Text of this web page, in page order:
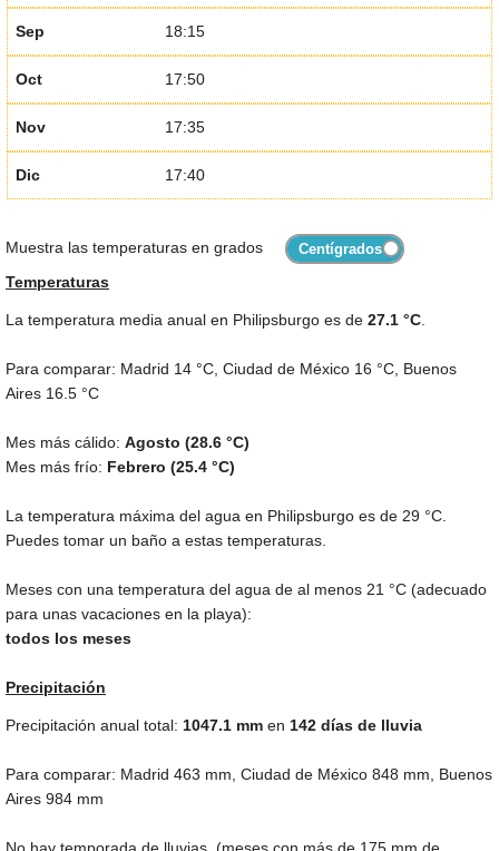
Sep 18:15
Oct 17:50
Nov 17:35
Dic 17:40
Muestra las temperaturas en grados
Temperaturas
La temperatura media anual en Philipsburgo es de 27.1 °C
Para comparar: Madrid 14 °C , Ciudad de México 16 °C , Buenos
Aires 16.5 °C
Mes más cálido: Agosto (28.6 °C)
Mes más frío: Febrero (25.4 °C)
La temperatura máxima del agua en Philipsburgo es de 29 °C
Puedes tomar un baño a estas temperaturas.
Meses con una temperatura del agua de al menos 21 °C (adecuado
para unas vacaciones en la playa):
todos los meses
Precipitación
Precipitación anual total: 1047.1 mm en 142 días de lluvia
Para comparar: Madrid 463 mm , Ciudad de México 848 mm , Buenos
Aires 984 mm